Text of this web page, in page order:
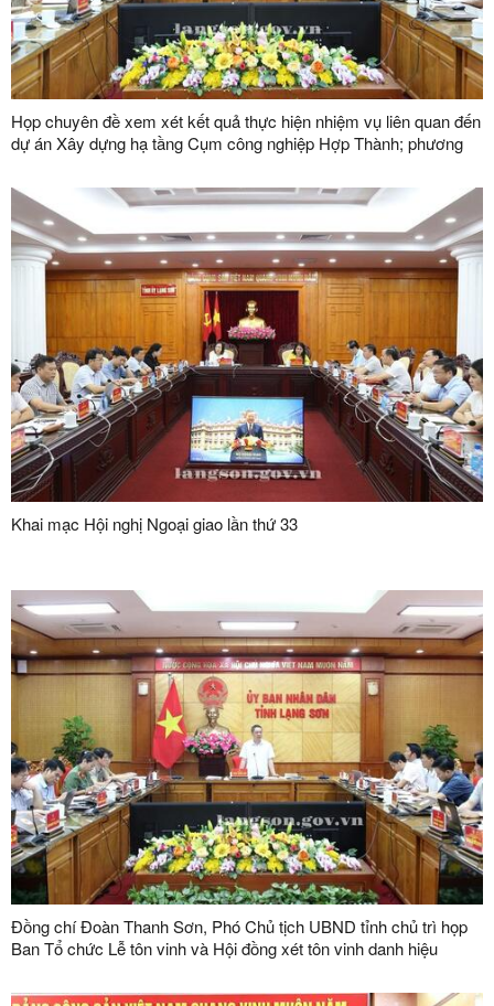
Họp chuyên đề xem xét kết quả thực hiện nhiệm vụ liên quan đến
dự án Xây dựng hạ tầng Cụm công nghiệp Hợp Thành; phương
phục vụ giải phóng mặt bằng dự án Khu công nghiệp VSIP Lạng
Sơn
Khai mạc Hội nghị Ngoại giao lần thứ 33
Đồng chí Đoàn Thanh Sơn, Phó Chủ tịch UBND tỉnh chủ trì họp
Ban Tổ chức Lễ tôn vinh và Hội đồng xét tôn vinh danh hiệu
năm 2026